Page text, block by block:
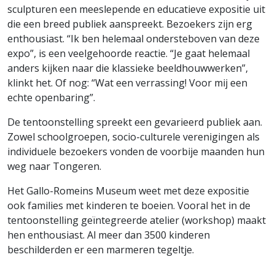
sculpturen een meeslepende en educatieve expositie uit
die een breed publiek aanspreekt. Bezoekers zijn erg
enthousiast. “Ik ben helemaal ondersteboven van deze
expo”, is een veelgehoorde reactie. “Je gaat helemaal
anders kijken naar die klassieke beeldhouwwerken”,
klinkt het. Of nog: “Wat een verrassing! Voor mij een
echte openbaring”.
De tentoonstelling spreekt een gevarieerd publiek aan.
Zowel schoolgroepen, socio-culturele verenigingen als
individuele bezoekers vonden de voorbije maanden hun
weg naar Tongeren.
Het Gallo-Romeins Museum weet met deze expositie
ook families met kinderen te boeien. Vooral het in de
tentoonstelling geïntegreerde atelier (workshop) maakt
hen enthousiast. Al meer dan 3500 kinderen
beschilderden er een marmeren tegeltje.